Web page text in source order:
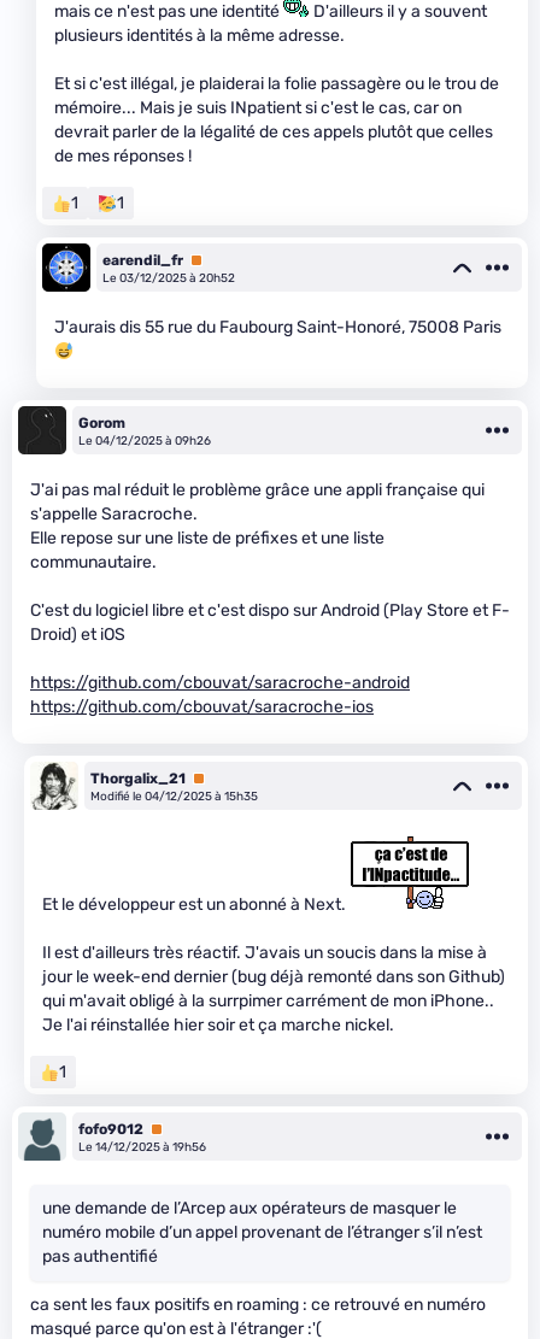
mais ce n'est pas une identité
D'ailleurs il y a souvent
plusieurs identités à la même adresse.
Et si c'est illégal, je plaiderai la folie passagère ou le trou de
mémoire... Mais je suis INpatient si c'est le cas, car on
devrait parler de la légalité de ces appels plutôt que celles
de mes réponses !
1 1
earendil_fr Premium
Le 03/12/2025 à 20h52
J'aurais dis 55 rue du Faubourg Saint-Honoré, 75008 Paris
Gorom
Le 04/12/2025 à 09h26
J'ai pas mal réduit le problème grâce une appli française qui
s'appelle Saracroche.
Elle repose sur une liste de préfixes et une liste
communautaire.
C'est du logiciel libre et c'est dispo sur Android (Play Store et F-
Droid) et iOS
https://github.com/cbouvat/saracroche-android
https://github.com/cbouvat/saracroche-ios
Thorgalix_21 Premium
Modifié le 04/12/2025 à 15h35
Et le développeur est un abonné à Next.
Il est d'ailleurs très réactif. J'avais un soucis dans la mise à
jour le week-end dernier (bug déjà remonté dans son Github)
qui m'avait obligé à la surrpimer carrément de mon iPhone..
Je l'ai réinstallée hier soir et ça marche nickel.
1
fofo9012 Premium
Le 14/12/2025 à 19h56
une demande de l’Arcep aux opérateurs de masquer le
numéro mobile d’un appel provenant de l’étranger s’il n’est
pas authentifié
ca sent les faux positifs en roaming : ce retrouvé en numéro
masqué parce qu'on est à l'étranger :'(